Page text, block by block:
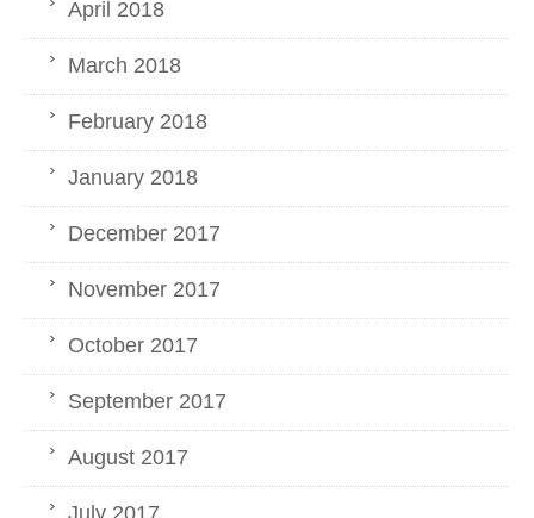
April 2018
March 2018
February 2018
January 2018
December 2017
November 2017
October 2017
September 2017
August 2017
July 2017